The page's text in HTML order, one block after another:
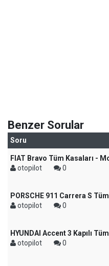
Benzer Sorular
Soru
FIAT Bravo Tüm Kasaları -
otopilot
0
PORSCHE 911 Carrera S
otopilot
0
HYUNDAI Accent 3 Kapılı
otopilot
0